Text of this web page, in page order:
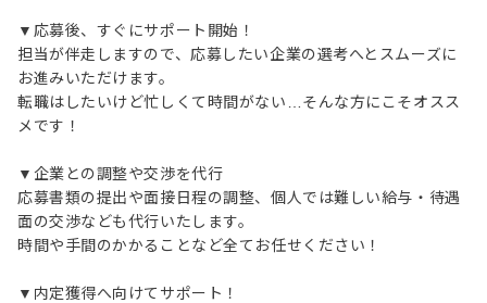
▼応募後、すぐにサポート開始！
担当が伴走しますので、応募したい企業の選考へとスムーズに
お進みいただけます。
転職はしたいけど忙しくて時間がない…そんな方にこそオスス
メです！
▼企業との調整や交渉を代行
応募書類の提出や面接日程の調整、個人では難しい給与・待遇
面の交渉なども代行いたします。
時間や手間のかかることなど全てお任せください！
▼内定獲得へ向けてサポート！